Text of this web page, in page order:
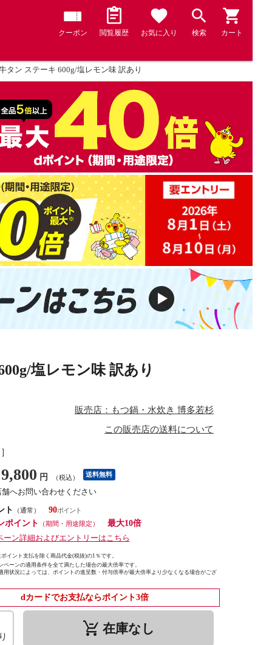
クーポン 閲覧履歴 お気に入り 検索 カート
ン ステーキ 600g/塩レモン味 訳あり
塩レモン味 訳あり
販売店：もつ鍋・水炊き 博多若杉
この販売店の送料について
9,800 円 （税込） 送料無料
舗へお問い合わせください
ト
（通常）
90
ポイント
（期間・用途限定）
最大10倍
ーン詳細およびエントリーはこちら
イント支払を除く商品代金(税抜)の1％です。
ペーンの適用条件を全て満たした場合の最大倍率です。
用状況によっては、ポイントの進呈数・付与倍率が最大倍率より少なくなる場合がござ
dカードでお支払ならポイント3倍
remove_shopping_cart 在庫なし